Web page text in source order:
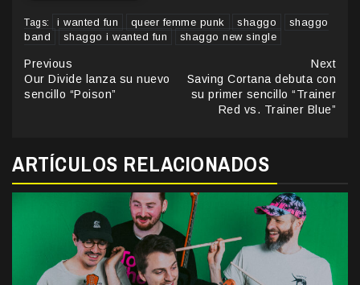
Tags: i wanted fun queer femme punk shaggo
shaggo
band
shaggo i wanted fun shaggo new single
Continue
Reading
Previous
Our Divide lanza su nuevo
sencillo “Poison”
Next
Saving Cortana debuta con
su primer sencillo “Trainer
Red vs. Trainer Blue”
ARTÍCULOS RELACIONADOS